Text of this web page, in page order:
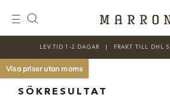
Toggle
KATEGORIER
Nyheter
‎ ‎ ‎ ‎
LEV.TID 1-2 DAGAR ‎‏‏‎ ‎‏‏‎ ‎|‏‏‎
SÖKRESULTAT
Visa priser utan moms